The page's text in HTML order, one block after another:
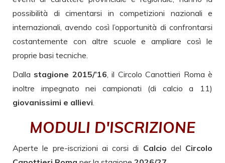
possibilità di cimentarsi in competizioni nazionali e
internazionali, avendo così l’opportunità di confrontarsi
costantemente con altre scuole e ampliare così le
proprie basi tecniche.
Dalla stagione 2015/’16 , il Circolo Canottieri Roma è
inoltre impegnato nei campionati (di calcio a 11)
giovanissimi e allievi
MODULI D'ISCRIZIONE
Aperte le pre-iscrizioni ai corsi di Calcio del Circolo